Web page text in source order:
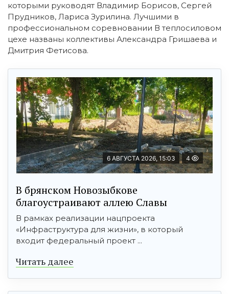
которыми руководят Владимир Борисов, Сергей
Прудников, Лариса Зурилина. Лучшими в
профессиональном соревновании В теплосиловом
цехе названы коллективы Александра Гришаева и
Дмитрия Фетисова.
6 АВГУСТА 2026, 15:03 4
В брянском Новозыбкове
благоустраивают аллею Славы
В рамках реализации нацпроекта
«Инфраструктура для жизни», в который
входит федеральный проект ...
Читать далее